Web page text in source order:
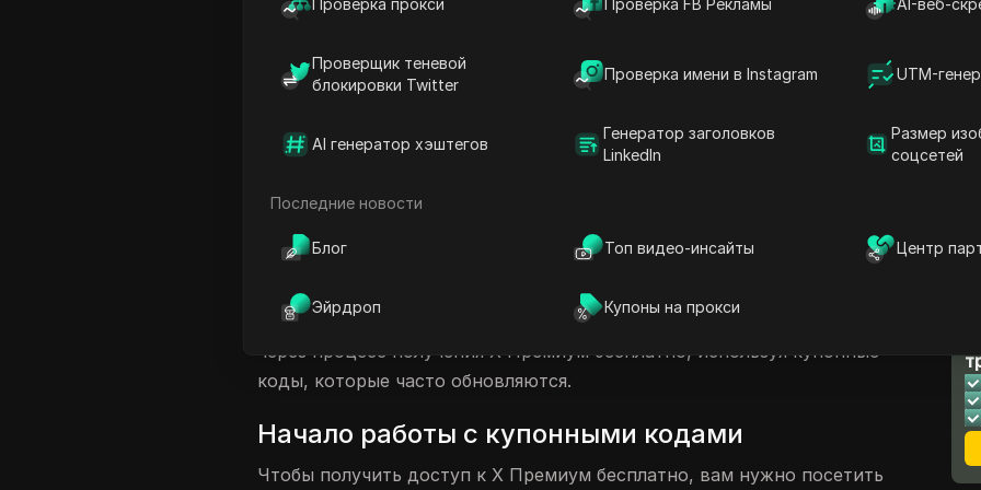
Проверка прокси Проверка FB Рекламы AI-веб-
Проверщик теневой
блокировки Twitter
Проверка имени в Instagram UTM-
AI генератор хэштегов
Генератор заголовков
LinkedIn
Размер
соцсетей
Последние новости
Блог Топ видео-инсайты Центр
Эйрдроп Купоны на прокси
Выполнение необходимых задач
Обмен вашего купонного кода
Заключение
Введение в X Премиум
X Премиум предлагает пользователям ряд преимуществ, включая
возможность монетизировать посты и получить верификацию на
платформе, ранее известной как Twitter. Эта статья проведет вас
через процесс получения X Премиум бесплатно, используя купонные
коды, которые часто обновляются.
Начало работы с купонными кодами
Чтобы получить доступ к X Премиум бесплатно, вам нужно посетить